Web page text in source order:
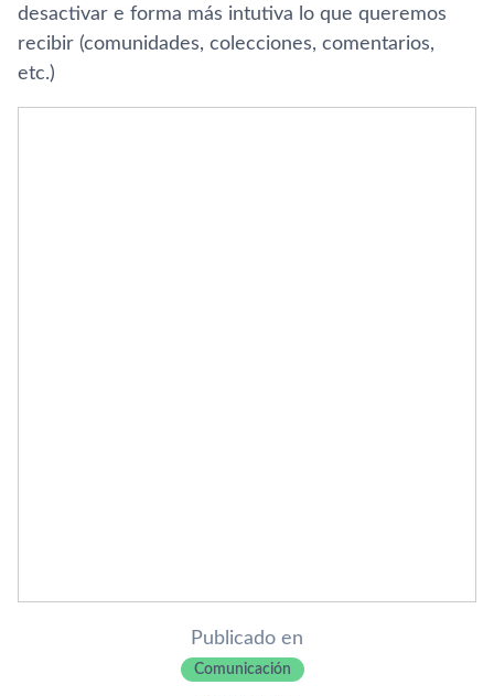
desactivar e forma más intutiva lo que queremos
recibir (comunidades, colecciones, comentarios,
etc.)
Publicado en
Comunicación